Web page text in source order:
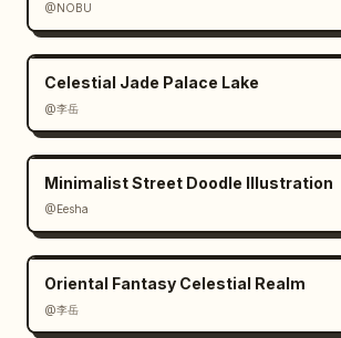
@NOBU
Celestial Jade Palace Lake
@李岳
Minimalist Street Doodle Illustration
@Eesha
Oriental Fantasy Celestial Realm
@李岳